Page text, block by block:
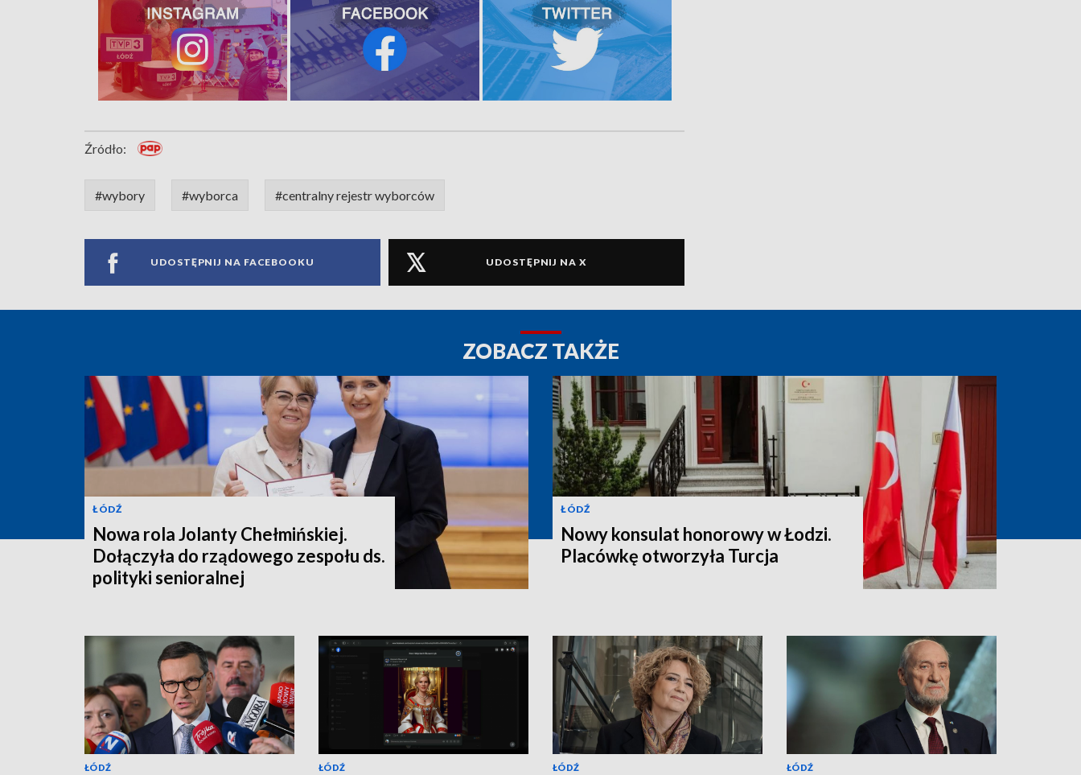
Źródło:
#wybory #wyborca #centralny rejestr wyborców
UDOSTĘPNIJ NA FACEBOOKU UDOSTĘPNIJ NA X
ZOBACZ TAKŻE
ŁÓDŹ
Nowa rola Jolanty Chełmińskiej.
Dołączyła do rządowego zespołu ds.
polityki senioralnej
ŁÓDŹ
Nowy konsulat honorowy w Łodzi.
Placówkę otworzyła Turcja
ŁÓDŹ ŁÓDŹ ŁÓDŹ ŁÓDŹ